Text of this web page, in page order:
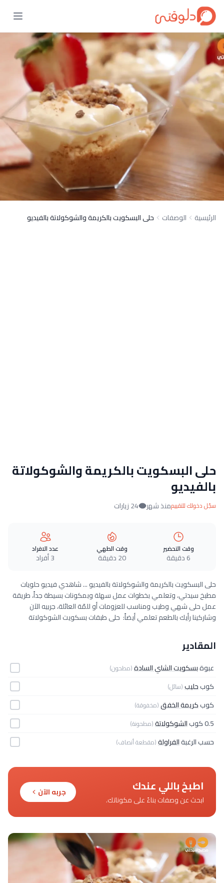
الرئيسية الوصفات حلى البسكويت بالكريمة والشوكولاتة بالفيديو
حلى البسكويت بالكريمة والشوكولاتة
بالفيديو
سجّل دخولك للتقييممنذ شهر 24 زيارات
وقت التحضير
6 دقيقة
وقت الطهي
20 دقيقة
عدد الافراد
3 أفراد
حلى البسكويت بالكريمة والشوكولاتة بالفيديو ... شاهدي فيديو حلويات
مطبخ سيدتي، وتعلمي بخطوات عمل سهلة وبمكونات بسيطة جداً، طريقة
عمل حلى شهي وطيب ومناسب للعزومات أو للمّة العائلة، جربيه الآن
وشاركينا رأيك بالطعم تعلمي أيضاً: حلى طبقات بسكويت الشوكولاتة
المقادير
عبوةبسكويت الشاي السادة(مطحون)
كوبحليب(سائل)
كوبكريمة الخفق(مخفوقة)
0.5 كوب الشوكولاتة(مطحونة)
حسب الرغبةالفراولة(مقطعة أنصاف)
اطبخ باللي عندك
ابحث عن وصفات بناءً على مكوناتك.
جربه الآن